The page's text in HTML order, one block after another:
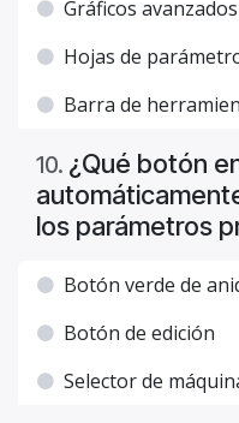
Gráficos avanzados
Hojas de
Barra de
10. ¿Qué botón
los parámetros
Botón verde de
Botón de edición
Selector de